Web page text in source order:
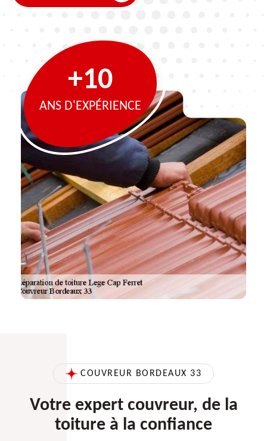
+10
ANS D'EXPÉRIENCE
COUVREUR BORDEAUX 33
Votre expert couvreur, de la
toiture à la confiance